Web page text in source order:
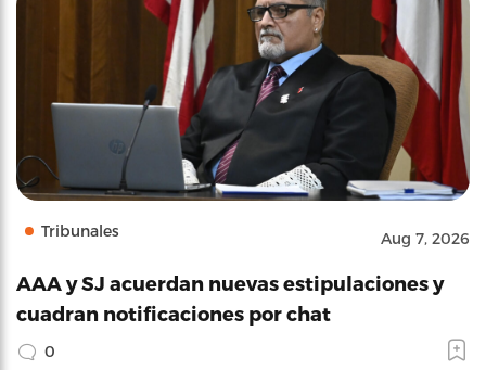
Tribunales Aug 7, 2026
AAA y SJ acuerdan nuevas estipulaciones y
cuadran notificaciones por chat
0